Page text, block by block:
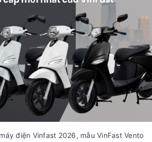
điện Vinfast 2026, mẫu VinFast Vento